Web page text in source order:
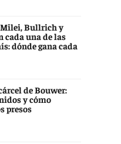
Milei, Bullrich y
cada una de las
dónde gana cada
de Bouwer:
y cómo
presos